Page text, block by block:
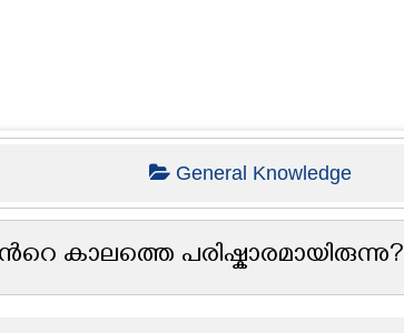
General Knowledge
കാലത്തെ പരിഷ്കാരമായിരുന്നു?